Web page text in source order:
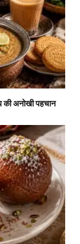
की अनोखी पहचान